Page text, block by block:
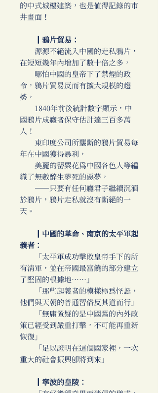
的中式城樓建築，也是值得記錄的市
井畫面！
║鴉片貿易：
源源不絕流入中國的走私鴉片，
在短短幾年內增加了數十倍之多，
哪怕中國的皇帝下了禁煙的政
令，鴉片貿易反而有擴大規模的趨
勢，
1840年前後統計數字顯示，中
國鴉片成癮者保守估計達三百多萬
人！
東印度公司所壟斷的鴉片貿易每
年在中國獲得暴利，
美麗的罌粟花為中國各色人等編
織了無數醉生夢死的惡夢，
──只要有任何癮君子繼續沉湎
於鴉片，鴉片走私就沒有斷絕的一
天。
║中國的革命、南京的太平軍起
義者：
「太平軍成功擊敗皇帝手下的所
有清軍，並在帝國最富饒的部分建立
了堅固的根據地……」
「那些起義者的模樣極為怪誕，
他們與天朝的普通習俗反其道而行」
「無庸置疑的是中國舊的內外政
策已經受到嚴重打擊，不可能再重新
恢復」
「足以證明在這個國家裡，一次
重大的社會振興即將到來」
║寧波的皇陵：